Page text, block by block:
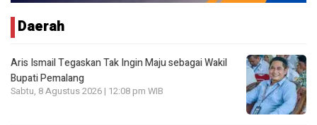
Daerah
Aris Ismail Tegaskan Tak Ingin Maju sebagai Wakil
Bupati Pemalang
Sabtu, 8 Agustus 2026 | 12:08 pm WIB